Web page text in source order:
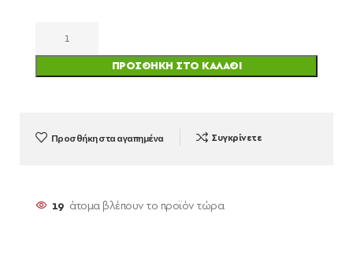
ΠΡΟΣΘΉΚΗ ΣΤΟ ΚΑΛΆΘΙ
Προσθήκη στα αγαπημένα Συγκρίνετε
19 άτομα βλέπουν το προϊόν τώρα